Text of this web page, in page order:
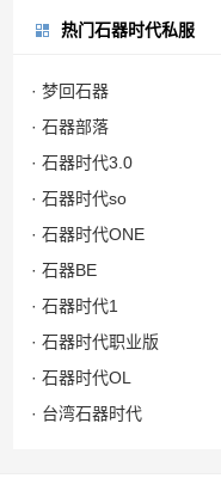
热门石器时代私服
· 梦回石器
· 石器部落
· 石器时代3.0
· 石器时代so
· 石器时代ONE
· 石器BE
· 石器时代1
· 石器时代职业版
· 石器时代OL
· 台湾石器时代